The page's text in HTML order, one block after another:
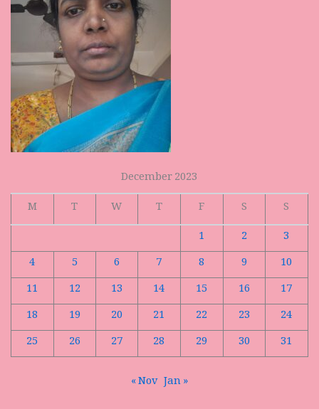
December 2023
M
T W T F S
S
1
2
3
4
5 6 7 8 9
10
11
12 13 14 15 16
17
18
19 20 21 22 23
24
25
26 27 28 29 30 31
« Nov Jan »